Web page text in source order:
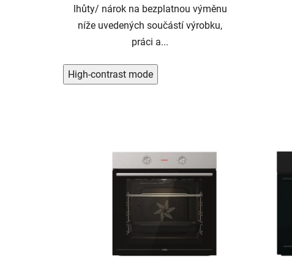
lhůty/ nárok na bezplatnou výměnu
níže uvedených součástí výrobku,
práci a...
High-contrast mode